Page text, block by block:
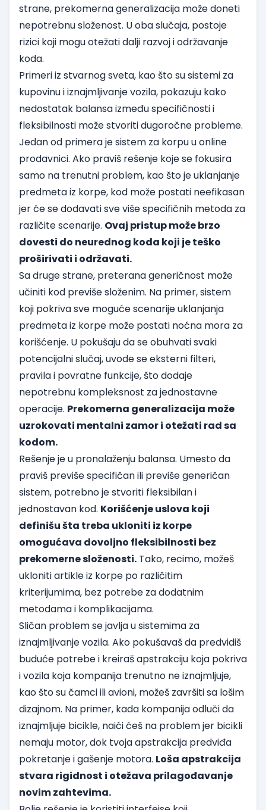
strane, prekomerna generalizacija može doneti
nepotrebnu složenost. U oba slučaja, postoje
rizici koji mogu otežati dalji razvoj i održavanje
koda.
Primeri iz stvarnog sveta, kao što su sistemi za
kupovinu i iznajmljivanje vozila, pokazuju kako
nedostatak balansa između specifičnosti i
fleksibilnosti može stvoriti dugoročne probleme.
Jedan od primera je sistem za korpu u online
prodavnici. Ako praviš rešenje koje se fokusira
samo na trenutni problem, kao što je uklanjanje
predmeta iz korpe, kod može postati neefikasan
jer će se dodavati sve više specifičnih metoda za
različite scenarije. Ovaj pristup može brzo
dovesti do neurednog koda koji je teško
proširivati i održavati.
Sa druge strane, preterana generičnost može
učiniti kod previše složenim. Na primer, sistem
koji pokriva sve moguće scenarije uklanjanja
predmeta iz korpe može postati noćna mora za
korišćenje. U pokušaju da se obuhvati svaki
potencijalni slučaj, uvode se eksterni filteri,
pravila i povratne funkcije, što dodaje
nepotrebnu kompleksnost za jednostavne
operacije. Prekomerna generalizacija može
uzrokovati mentalni zamor i otežati rad sa
kodom.
Rešenje je u pronalaženju balansa. Umesto da
praviš previše specifičan ili previše generičan
sistem, potrebno je stvoriti fleksibilan i
jednostavan kod. Korišćenje uslova koji
definišu šta treba ukloniti iz korpe
omogućava dovoljno fleksibilnosti bez
prekomerne složenosti. Tako, recimo, možeš
ukloniti artikle iz korpe po različitim
kriterijumima, bez potrebe za dodatnim
metodama i komplikacijama.
Sličan problem se javlja u sistemima za
iznajmljivanje vozila. Ako pokušavaš da predvidiš
buduće potrebe i kreiraš apstrakciju koja pokriva
i vozila koja kompanija trenutno ne iznajmljuje,
kao što su čamci ili avioni, možeš završiti sa lošim
dizajnom. Na primer, kada kompanija odluči da
iznajmljuje bicikle, naići ćeš na problem jer bicikli
nemaju motor, dok tvoja apstrakcija predviđa
pokretanje i gašenje motora. Loša apstrakcija
stvara rigidnost i otežava prilagođavanje
novim zahtevima.